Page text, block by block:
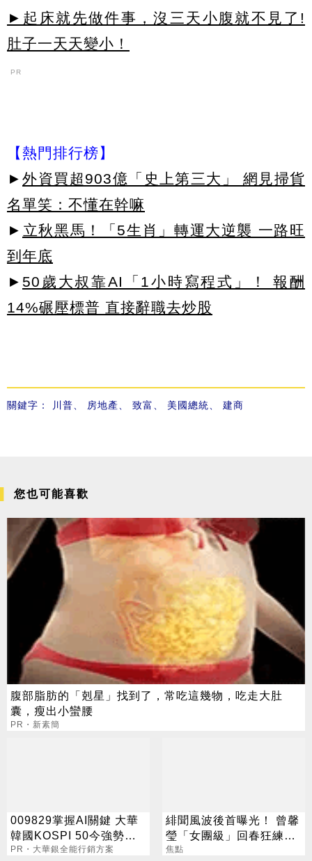
►起床就先做件事，沒三天小腹就不見了!
肚子一天天變小！
PR
【熱門排行榜】
► 外資買超903億「史上第三大」 網見掃貨
名單笑：不懂在幹嘛
► 立秋黑馬！「5生肖」轉運大逆襲 一路旺
到年底
► 50歲大叔靠AI「1小時寫程式」！ 報酬
14%碾壓標普 直接辭職去炒股
關鍵字： 川普 房地產 致富 美國總統 建商
您也可能喜歡
腹部脂肪的「剋星」找到了，常吃這幾物，吃走大肚
囊，瘦出小蠻腰
PR・新素簡
009829掌握AI關鍵 大華
韓國KOSPI 50今強勢開
募
PR・大華銀全能行銷方案
緋聞風波後首曝光！ 曾馨
瑩「女團級」回春狂練舞
郭董獨自公園散步
焦點